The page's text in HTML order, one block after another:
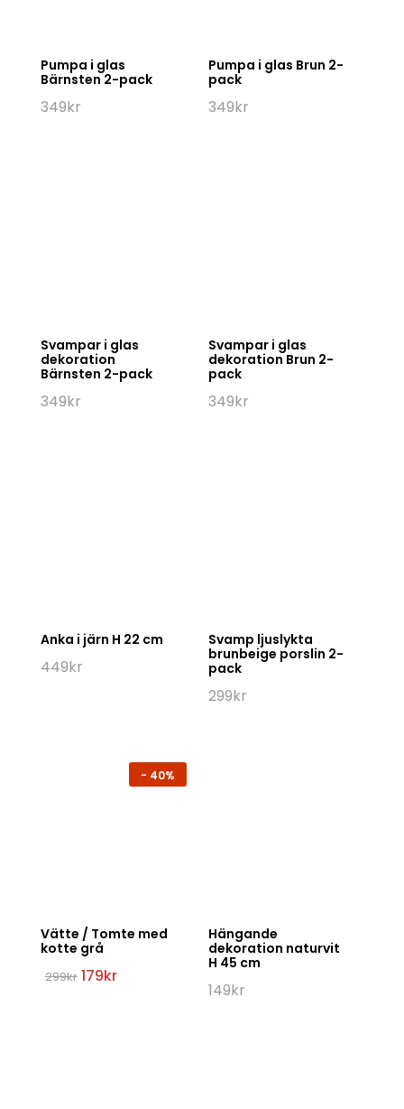
Pumpa i glas
Bärnsten 2-pack
349kr
Pumpa i glas Brun 2-
pack
349kr
Svampar i glas
dekoration
Bärnsten 2-pack
349kr
Svampar i glas
dekoration Brun 2-
pack
349kr
Anka i järn H 22 cm
449kr
Svamp ljuslykta
brunbeige porslin 2-
pack
299kr
- 40%
Vätte / Tomte med
kotte grå
299kr Det
179krDet
Hängande
dekoration naturvit
H 45 cm
149kr